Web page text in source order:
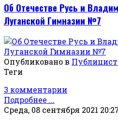
Об Отечестве Русь и
Луганской Гимназии №7
Опубликовано в
Теги
3 комментарии
Подробнее ...
Среда, 08 сентября 2021